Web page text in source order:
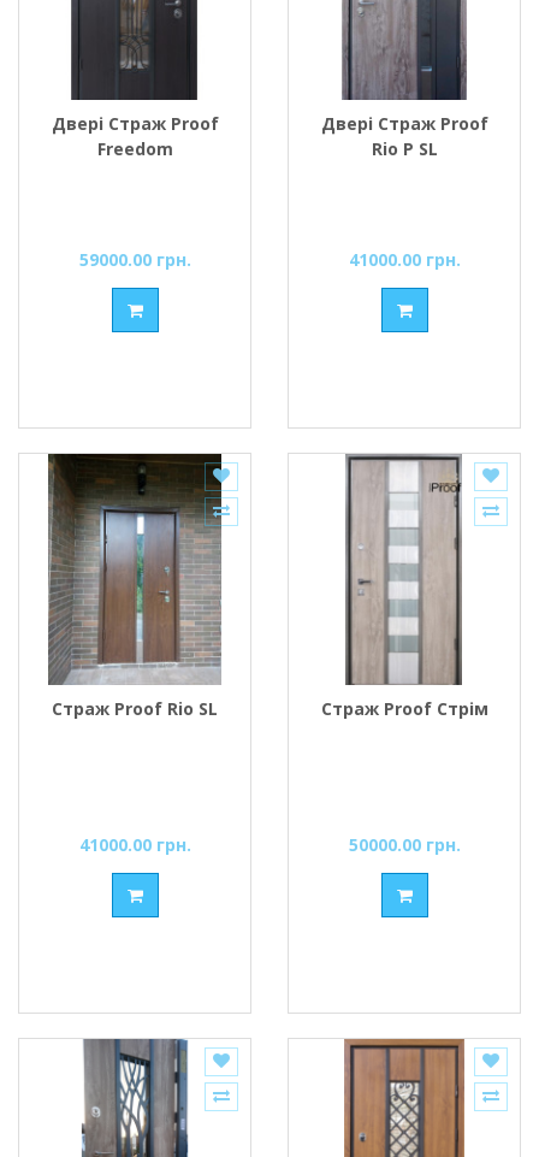
Двері Страж Proof
Freedom
59000.00 грн.
Двері Страж Proof
Rio P SL
41000.00 грн.
Страж Proof Rio SL
41000.00 грн.
Страж Proof Стрім
50000.00 грн.